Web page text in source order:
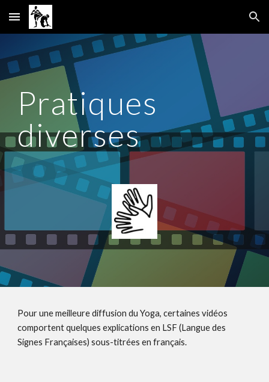
Skip to main content Skip to navigation
Pratiques
diverses
Pour une meilleure diffusion du Yoga, certaines vidéos
comportent quelques explications en LSF (Langue des
Signes Françaises) sous-titrées en français.